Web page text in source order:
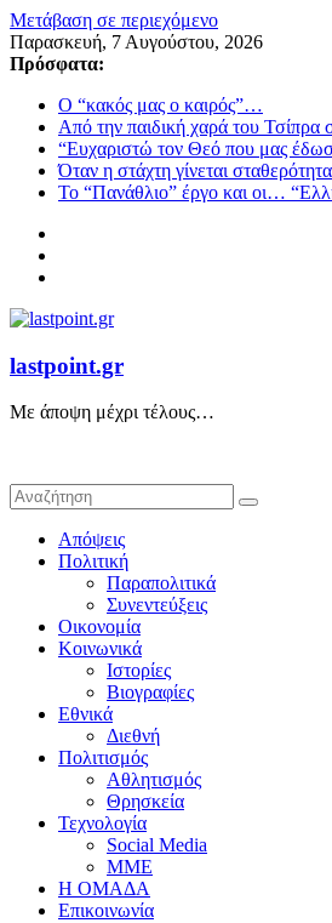
Μετάβαση σε περιεχόμενο
Παρασκευή, 7 Αυγούστου, 2026
Πρόσφατα:
Ο “κακός μας ο καιρός”…
Από την παιδική χαρά του
“Ευχαριστώ τον Θεό που μας
Όταν η στάχτη γίνεται
Το “Πανάθλιο” έργο και οι…
lastpoint.gr
Με άποψη μέχρι τέλους…
Απόψεις
Πολιτική
Παραπολιτικά
Συνεντεύξεις
Οικονομία
Κοινωνικά
Ιστορίες
Βιογραφίες
Εθνικά
Διεθνή
Πολιτισμός
Αθλητισμός
Θρησκεία
Τεχνολογία
Social Media
ΜΜΕ
Η ΟΜΑΔΑ
Επικοινωνία